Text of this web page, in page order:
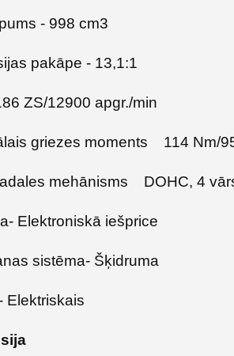
- 998 cm3
pakāpe - 13,1:1
ZS/12900 apgr./min
griezes moments 114 Nm/
mehānisms DOHC, 4
Elektroniskā iešprice
sistēma- Šķidruma
Elektriskais